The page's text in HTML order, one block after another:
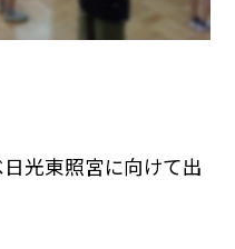
日光東照宮に向けて出